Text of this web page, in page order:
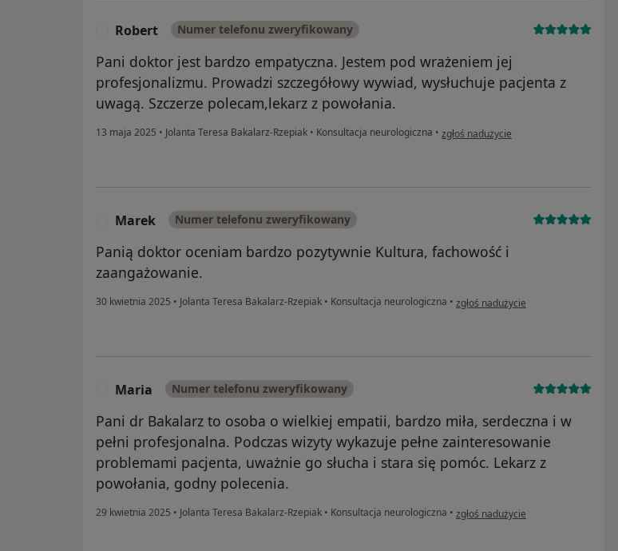
Robert Numer telefonu zweryfikowany
Pani doktor jest bardzo empatyczna. Jestem pod wrażeniem jej
profesjonalizmu. Prowadzi szczegółowy wywiad, wysłuchuje pacjenta z
uwagą. Szczerze polecam,lekarz z powołania.
13 maja 2025 • Jolanta Teresa Bakalarz-Rzepiak • Konsultacja neurologiczna • w opinii użytkownika Robert
zgłoś nadużycie
Marek Numer telefonu zweryfikowany
Panią doktor oceniam bardzo pozytywnie Kultura, fachowość i
zaangażowanie.
30 kwietnia 2025 • Jolanta Teresa Bakalarz-Rzepiak • Konsultacja neurologiczna • w opinii użytkownika Marek
zgłoś nadużycie
Maria Numer telefonu zweryfikowany
Pani dr Bakalarz to osoba o wielkiej empatii, bardzo miła, serdeczna i w
pełni profesjonalna. Podczas wizyty wykazuje pełne zainteresowanie
problemami pacjenta, uważnie go słucha i stara się pomóc. Lekarz z
powołania, godny polecenia.
29 kwietnia 2025 • Jolanta Teresa Bakalarz-Rzepiak • Konsultacja neurologiczna • w opinii użytkownika Maria
zgłoś nadużycie